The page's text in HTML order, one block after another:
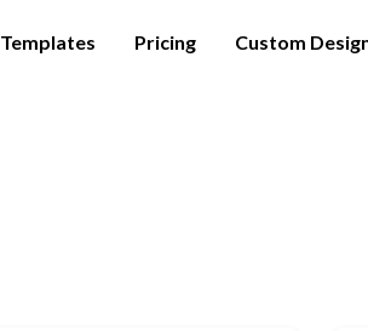
Templates Pricing Custom